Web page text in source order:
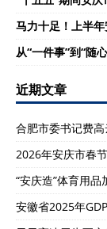
马力十足！上半
从“一件事”到“随
近期文章
合肥市委书记费
2026年安庆市春
“安庆造”体育用
安徽省2025年